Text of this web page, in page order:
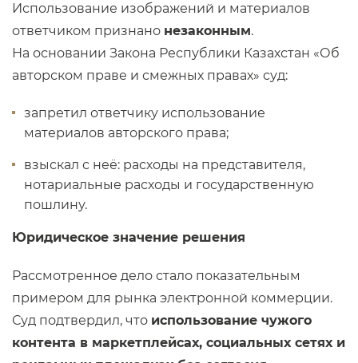
Использование изображений и материалов
ответчиком признано незаконным.
На основании Закона Республики Казахстан «Об
авторском праве и смежных правах» суд:
запретил ответчику использование
материалов авторского права;
взыскал с неё: расходы на представителя,
нотариальные расходы и государственную
пошлину.
Юридическое значение решения
Рассмотренное дело стало показательным
примером для рынка электронной коммерции.
Суд подтвердил, что использование чужого
контента в маркетплейсах, социальных сетях и